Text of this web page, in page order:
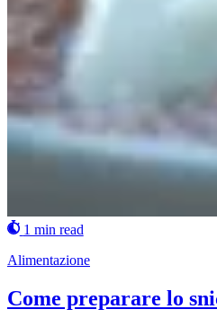
1 min read
Alimentazione
Come preparare lo